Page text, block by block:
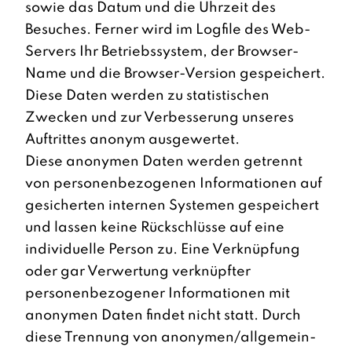
sowie das Datum und die Uhrzeit des
Besuches. Ferner wird im Logfile des Web-
Servers Ihr Betriebssystem, der Browser-
Name und die Browser-Version gespeichert.
Diese Daten werden zu statistischen
Zwecken und zur Verbesserung unseres
Auftrittes anonym ausgewertet.
Diese anonymen Daten werden getrennt
von personenbezogenen Informationen auf
gesicherten internen Systemen gespeichert
und lassen keine Rückschlüsse auf eine
individuelle Person zu. Eine Verknüpfung
oder gar Verwertung verknüpfter
personenbezogener Informationen mit
anonymen Daten findet nicht statt. Durch
diese Trennung von anonymen/allgemein-